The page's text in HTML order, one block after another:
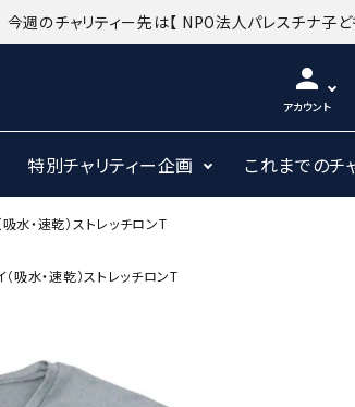
今週のチャリティー先は【 NPO法人パレスチナ子ど
person
アカウント
特別チャリティー企画 これまでのチ
水・速乾）ストレッチロンT
吸水・速乾）ストレッチロンT